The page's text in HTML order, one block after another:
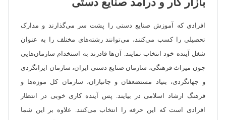
افرادی که آموزش صنایع دستی را پشت سر می‌گذارند و مدارک
تحصیلی را کسب می‌کنند، می‌توانند رشته‌های مختلف را به عنوان
شغل آینده خود انتخاب نمایند. آن‌ها قادرند به استخدام سازمان‌هایی
چون میراث فرهنگی، سازمان صنایع دستی ایران، سازمان ایرانگردی
و جهانگردی، بنیاد مستضعفان و جانبازان، سازمان کل موزه‌ها و
فرهنگ ارشاد اسلامی در بیایند. پس آینده کاری خوبی در انتظار
افرادی است که این حرفه را انتخاب می‌کنند. علاوه بر این شما